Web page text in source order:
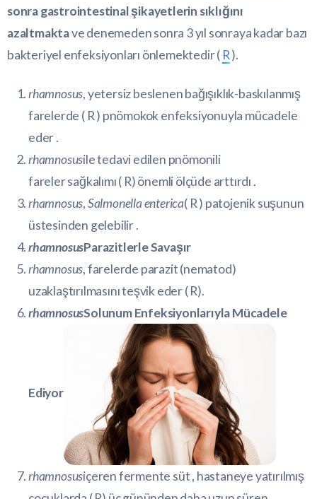
sonra gastrointestinal şikayetlerin sıklığını
azaltmaktave denemeden sonra 3 yıl sonraya kadar bazı
bakteriyel enfeksiyonları önlemektedir ( R).
rhamnosus, yetersiz beslenen bağışıklık-baskılanmış
farelerde ( R) pnömokok enfeksiyonuyla mücadele
eder .
rhamnosusile tedavi edilen pnömonili
fareler sağkalımı ( R) önemli ölçüde arttırdı .
rhamnosus,Salmonella enterica( R) patojenik suşunun
üstesinden gelebilir .
rhamnosusParazitlerle Savaşır
rhamnosus, farelerde parazit (nematod)
uzaklaştırılmasını teşvik eder (R).
rhamnosusSolunum Enfeksiyonlarıyla Mücadele
Ediyor
rhamnosusiçeren fermente süt , hastaneye yatırılmış